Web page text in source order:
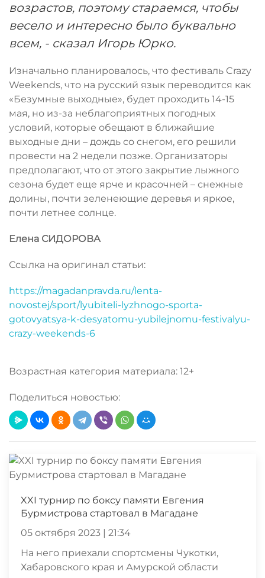
возрастов, поэтому стараемся, чтобы
весело и интересно было буквально
всем, - сказал Игорь Юрко.
Изначально планировалось, что фестиваль Crazy
Weekends, что на русский язык переводится как
«Безумные выходные», будет проходить 14-15
мая, но из-за неблагоприятных погодных
условий, которые обещают в ближайшие
выходные дни – дождь со снегом, его решили
провести на 2 недели позже. Организаторы
предполагают, что от этого закрытие лыжного
сезона будет еще ярче и красочней – снежные
долины, почти зеленеющие деревья и яркое,
почти летнее солнце.
Елена СИДОРОВА
Ссылка на оригинал статьи:
https://magadanpravda.ru/lenta-
novostej/sport/lyubiteli-lyzhnogo-sporta-
gotovyatsya-k-desyatomu-yubilejnomu-festivalyu-
crazy-weekends-6
Возрастная категория материала: 12+
Поделиться новостью:
XXI турнир по боксу памяти Евгения
Бурмистрова стартовал в Магадане
05 октября 2023 | 21:34
На него приехали спортсмены Чукотки,
Хабаровского края и Амурской области